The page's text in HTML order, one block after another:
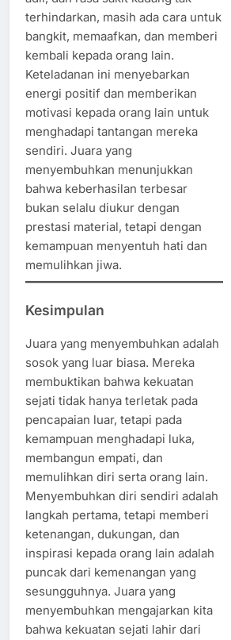
terhindarkan, masih ada cara untuk
bangkit, memaafkan, dan memberi
kembali kepada orang lain.
Keteladanan ini menyebarkan
energi positif dan memberikan
motivasi kepada orang lain untuk
menghadapi tantangan mereka
sendiri. Juara yang
menyembuhkan menunjukkan
bahwa keberhasilan terbesar
bukan selalu diukur dengan
prestasi material, tetapi dengan
kemampuan menyentuh hati dan
memulihkan jiwa.
Kesimpulan
Juara yang menyembuhkan adalah
sosok yang luar biasa. Mereka
membuktikan bahwa kekuatan
sejati tidak hanya terletak pada
pencapaian luar, tetapi pada
kemampuan menghadapi luka,
membangun empati, dan
memulihkan diri serta orang lain.
Menyembuhkan diri sendiri adalah
langkah pertama, tetapi memberi
ketenangan, dukungan, dan
inspirasi kepada orang lain adalah
puncak dari kemenangan yang
sesungguhnya. Juara yang
menyembuhkan mengajarkan kita
bahwa kekuatan sejati lahir dari